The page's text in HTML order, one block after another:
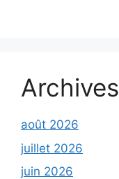
Archives
août 2026
juillet 2026
juin 2026